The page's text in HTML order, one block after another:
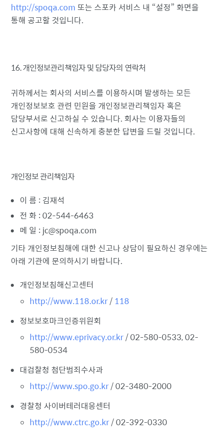
http://spoqa.com 또는 스포카 서비스 내 설정 화면을
통해 공고할 것입니다.
16. 개인정보관리책임자 및 담당자의 연락처
귀하께서는 회사의 서비스를 이용하시며 발생하는 모든
개인정보보호 관련 민원을 개인정보관리책임자 혹은
담당부서로 신고하실 수 있습니다. 회사는 이용자들의
신고사항에 대해 신속하게 충분한 답변을 드릴 것입니다.
개인정보 관리책임자
이 름 : 김재석
전 화 : 02-544-6463
메 일 : jc@spoqa.com
기타 개인정보침해에 대한 신고나 상담이 필요하신 경우에는
아래 기관에 문의하시기 바랍니다.
개인정보침해신고센터
http://www.118.or.kr/ 118
정보보호마크인증위원회
http://www.eprivacy.or.kr/ 02-580-0533, 02-
580-0534
대검찰청 첨단범죄수사과
http://www.spo.go.kr/ 02-3480-2000
경찰청 사이버테러대응센터
http://www.ctrc.go.kr/ 02-392-0330